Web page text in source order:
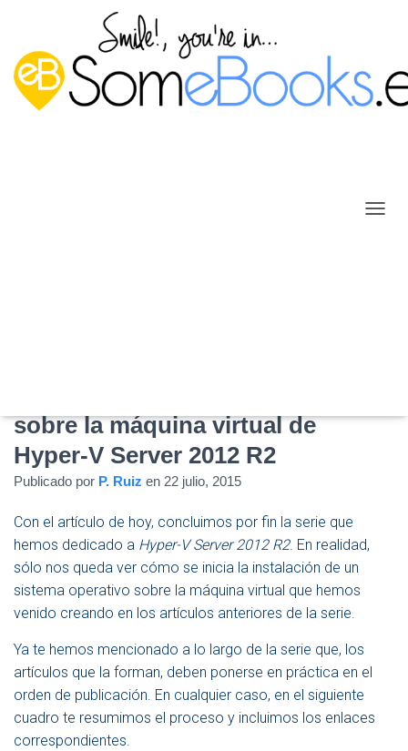
sobre la máquina virtual de
Hyper-V Server 2012 R2
Publicado por P. Ruiz en 22 julio, 2015
Con el artículo de hoy, concluimos por fin la serie que
hemos dedicado a Hyper-V Server 2012 R2. En realidad,
sólo nos queda ver cómo se inicia la instalación de un
sistema operativo sobre la máquina virtual que hemos
venido creando en los artículos anteriores de la serie.
Ya te hemos mencionado a lo largo de la serie que, los
artículos que la forman, deben ponerse en práctica en el
orden de publicación. En cualquier caso, en el siguiente
cuadro te resumimos el proceso y incluimos los enlaces
correspondientes.